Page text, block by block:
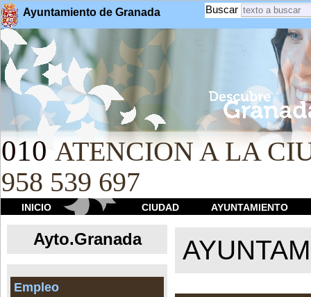
Ayuntamiento de Granada Buscar
010 ATENCION A LA
958 539 697
INICIO CIUDAD AYUNTAMIENTO
Ayto.Granada
Empleo